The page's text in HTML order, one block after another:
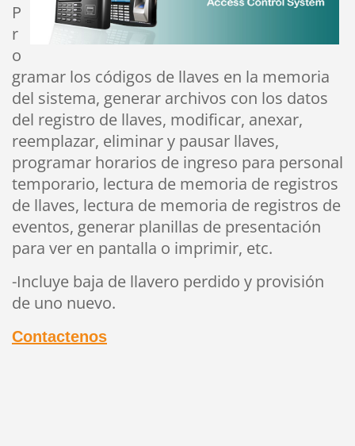
P
r
o
gramar los códigos de llaves en la memoria
del sistema, generar archivos con los datos
del registro de llaves, modificar, anexar,
reemplazar, eliminar y pausar llaves,
programar horarios de ingreso para personal
temporario, lectura de memoria de registros
de llaves, lectura de memoria de registros de
eventos, generar planillas de presentación
para ver en pantalla o imprimir, etc.
-Incluye baja de llavero perdido y provisión
de uno nuevo.
Contactenos